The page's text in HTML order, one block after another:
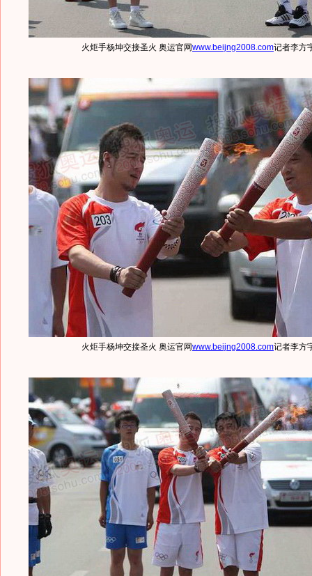
火炬手杨坤交接圣火 奥运官网www.beijng2008.com记者李方
火炬手杨坤交接圣火 奥运官网www.beijng2008.com记者李方